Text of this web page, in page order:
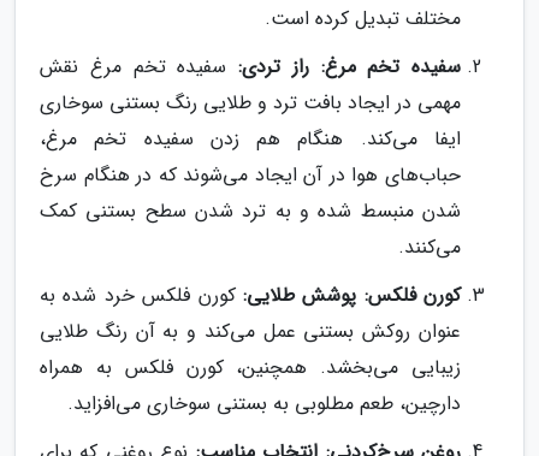
مختلف تبدیل کرده است.
سفیده تخم مرغ: راز تردی: سفیده تخم مرغ نقش
مهمی در ایجاد بافت ترد و طلایی رنگ بستنی سوخاری
ایفا می‌کند. هنگام هم زدن سفیده تخم مرغ،
حباب‌های هوا در آن ایجاد می‌شوند که در هنگام سرخ
شدن منبسط شده و به ترد شدن سطح بستنی کمک
می‌کنند.
کورن فلکس: پوشش طلایی: کورن فلکس خرد شده به
عنوان روکش بستنی عمل می‌کند و به آن رنگ طلایی
زیبایی می‌بخشد. همچنین، کورن فلکس به همراه
دارچین، طعم مطلوبی به بستنی سوخاری می‌افزاید.